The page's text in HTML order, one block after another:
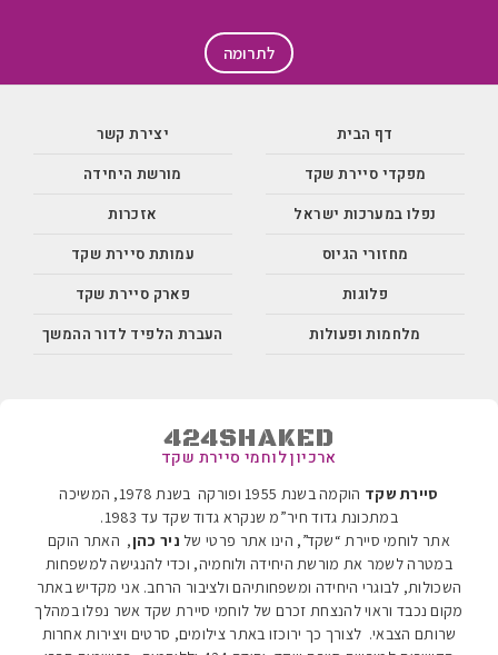
לתרומה
דף הבית
מפקדי סיירת שקד
נפלו במערכות ישראל
מחזורי הגיוס
פלוגות
מלחמות ופעולות
יצירת קשר
מורשת היחידה
אזכרות
עמותת סיירת שקד
פארק סיירת שקד
העברת הלפיד לדור ההמשך
424SHAKED
ארכיון לוחמי סיירת שקד
סיירת שקד
הוקמה בשנת 1955 ופורקה בשנת 1978, המשיכה
במתכונת גדוד חיר”מ שנקרא גדוד שקד עד 1983
.
אתר לוחמי סיירת “שקד”, הינו אתר פרטי של ניר כהן, האתר הוקם
במטרה לשמר את מורשת היחידה ולוחמיה, וכדי להנגישה למשפחות
השכולות, לבוגרי היחידה ומשפחותיהם ולציבור הרחב. אני מקדיש באתר
מקום נכבד וראוי להנצחת זכרם של לוחמי סיירת שקד אשר נפלו במהלך
שרותם הצבאי. לצורך כך ירוכזו באתר צילומים, סרטים ויצירות אחרות